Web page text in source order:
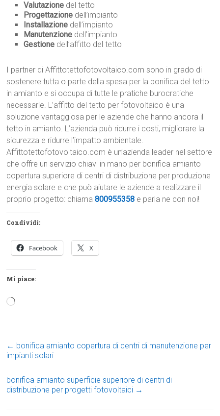
Valutazione del tetto
Progettazione dell’impianto
Installazione dell’impianto
Manutenzione dell’impianto
Gestione dell’affitto del tetto
I partner di Affittotettofotovoltaico.com sono in grado di
sostenere tutta o parte della spesa per la bonifica del tetto
in amianto e si occupa di tutte le pratiche burocratiche
necessarie. L’affitto del tetto per fotovoltaico è una
soluzione vantaggiosa per le aziende che hanno ancora il
tetto in amianto. L’azienda può ridurre i costi, migliorare la
sicurezza e ridurre l’impatto ambientale.
Affittotettofotovoltaico.com è un’azienda leader nel settore
che offre un servizio chiavi in mano per bonifica amianto
copertura superiore di centri di distribuzione per produzione
energia solare e che può aiutare le aziende a realizzare il
proprio progetto: chiama800955358 e parla ne con noi!
Condividi:
Facebook X
Mi piace:
Caricamento
← bonifica amianto copertura di centri di manutenzione per
impianti solari
bonifica amianto superficie superiore di centri di
distribuzione per progetti fotovoltaici →